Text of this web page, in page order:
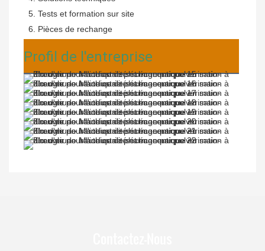
5. Tests et formation sur site
6. Pièces de rechange
Profil de l'entreprise